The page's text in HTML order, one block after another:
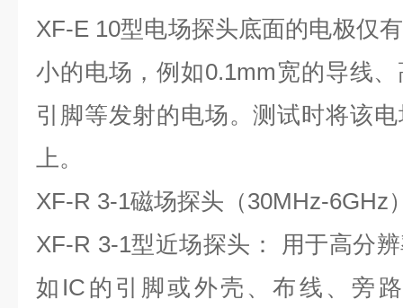
XF-E 10型电场探头底面的电极仅
小的电场，例如0.1mm宽的导线
引脚等发射的电场。测试时将该
上。
XF-R 3-1磁场探头（30MHz-6GHz
XF-R 3-1型近场探头： 用于高分
如IC的引脚或外壳、布线、旁